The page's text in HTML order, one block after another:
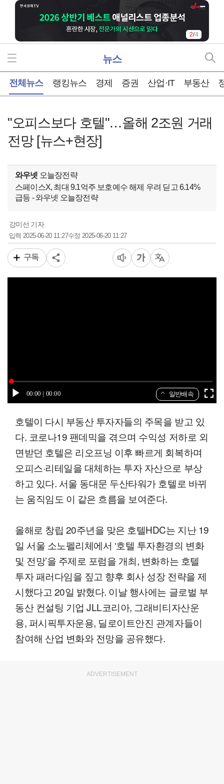
2/4
뉴스
전체뉴스 랭킹뉴스 경제 증권 산업·IT 부동산
"오피스보다 호텔"…올해 2조원 거래
전망 [뉴스+현장]
와우넷 오늘장전략
스페이스X, 최대 9.1억주 보호예수 해제 우려 딛고 6.14%
급등 - 와우넷 오늘장전략
강미선 기자
입력 2025-06-20 11:27수정 2025-06-20 11:27
구독
00:00 00:00 일반배속
호텔이 다시 부동산 투자자들의 주목을 받고 있
다. 코로나19 팬데믹을 겪으며 수익성 저하로 외
면받던 호텔은 리오프닝 이후 빠르게 회복하며
오피스·리테일을 대체하는 투자 자산으로 부상
하고 있다. 서울 동대문 두산타워가 호텔로 바뀌
는 움직임도 이 같은 흐름을 보여준다.
올해로 창립 20주년을 맞은 호텔HDC는 지난 19
일 서울 소노펠리체에서 ‘호텔 투자환경의 변화
및 전망’을 주제로 포럼을 개최, 변화하는 호텔
투자 패러다임을 짚고 향후 회사 성장 전략을 제
시했다고 20일 밝혔다. 이날 행사에는 글로벌 부
동산 컨설팅 기업 JLL코리아, 그래비티자산운
용, 퍼시픽투자운용, 딜로이트안진 관계자들이
참여해 산업 변화와 전망을 공유했다.
ADVERTISEMENT